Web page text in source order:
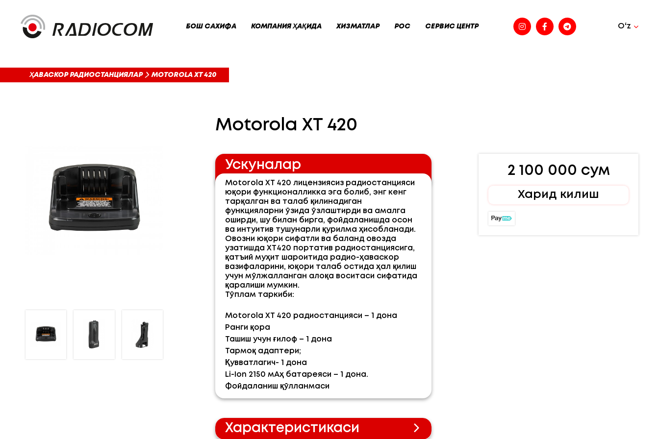
БОШ САХИФА КОМПАНИЯ ҲАҚИДА ХИЗМАТЛАР POC СЕРВИС ЦЕНТР Oʻz
ҲАВАСКОР РАДИОСТАНЦИЯЛАР MOTOROLA XT 420
Motorola XT 420
Ускуналар
Motorola XT 420 лицензиясиз радиостанцияси
юқори функционалликка эга болиб, энг кенг
тарқалган ва талаб қилинадиган
функцияларни ўзида ўзлаштирди ва амалга
оширди, шу билан бирга, фойдаланишда осон
ва интуитив тушунарли қурилма ҳисобланади.
Овозни юқори сифатли ва баланд овозда
узатишда ХТ420 портатив радиостанциясига,
қатъий муҳит шароитида радио-ҳаваскор
вазифаларини, юқори талаб остида ҳал қилиш
учун мўлжалланган алоқа воситаси сифатида
қаралиши мумкин.
Тўплам таркиби:
Motorola XT 420 радиостанцияси – 1 дона
Ранги қора
Ташиш учун ғилоф – 1 дона
Тармоқ адаптери;
Қувватлагич- 1 дона
Li-Ion 2150 мAҳ батареяси – 1 дона.
Фойдаланиш қўлланмаси
Характеристикаси
2 100 000 сум
Харид килиш